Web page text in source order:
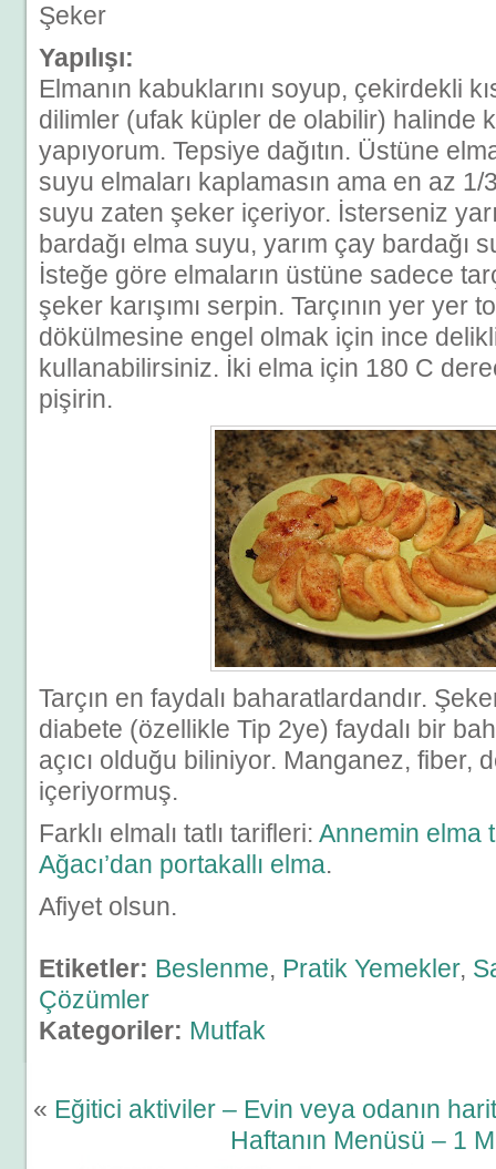
Şeker
Yapılışı:
Elmanın kabuklarını soyup, çekirdekli
dilimler (ufak küpler de olabilir) halinde
yapıyorum. Tepsiye dağıtın. Üstüne
suyu elmaları kaplamasın ama en az 1/
suyu zaten şeker içeriyor. İsterseniz
bardağı elma suyu, yarım çay bardağı
İsteğe göre elmaların üstüne sadece
şeker karışımı serpin. Tarçının yer yer
dökülmesine engel olmak için ince
kullanabilirsiniz. İki elma için 180 C
pişirin.
Tarçın en faydalı baharatlardandır.
diabete (özellikle Tip 2ye) faydalı bir
açıcı olduğu biliniyor. Manganez, fiber,
içeriyormuş.
Farklı elmalı tatlı tarifleri: Annemin elma
Ağacı’dan portakallı elma.
Afiyet olsun.
Etiketler: Beslenme, Pratik Yemekler,
Çözümler
Kategoriler: Mutfak
« Eğitici aktiviler – Evin veya odanın
Haftanın Menüsü – 1